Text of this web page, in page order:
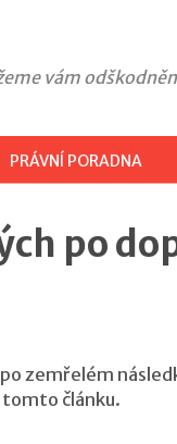
vám
PRÁVNÍ PORADNA
po
zemřelém
tomto článku.